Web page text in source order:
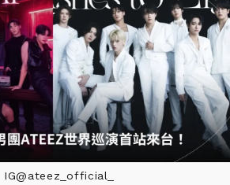
IG@ateez_official_